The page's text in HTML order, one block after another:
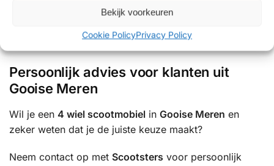
Bekijk voorkeuren
Cookie PolicyPrivacy Policy
✔ Showrooms met uitgebreide proefritmogelijkheden
✔ Betrouwbare service en uitstekende ondersteuning
Persoonlijk advies voor klanten uit
Gooise Meren
Wil je een 4 wiel scootmobiel in Gooise Meren en
zeker weten dat je de juiste keuze maakt?
Neem contact op met Scootsters voor persoonlijk